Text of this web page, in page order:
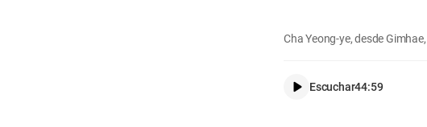
Cha Yeong-ye, desde
Escuchar44:59